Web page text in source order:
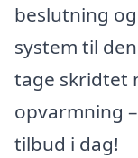
beslutning
system til
tage skridtet
opvarmning
tilbud i dag!